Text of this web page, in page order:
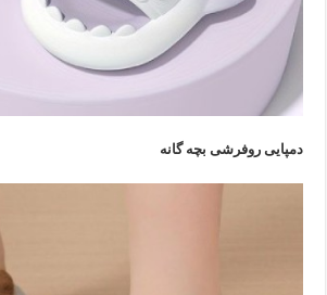
دمپایی روفرشی بچه گانه